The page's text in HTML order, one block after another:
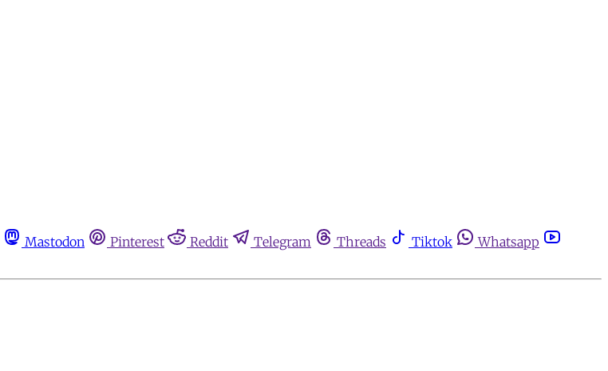
Mastodon Pinterest Reddit Telegram Threads Tiktok
Whatsapp